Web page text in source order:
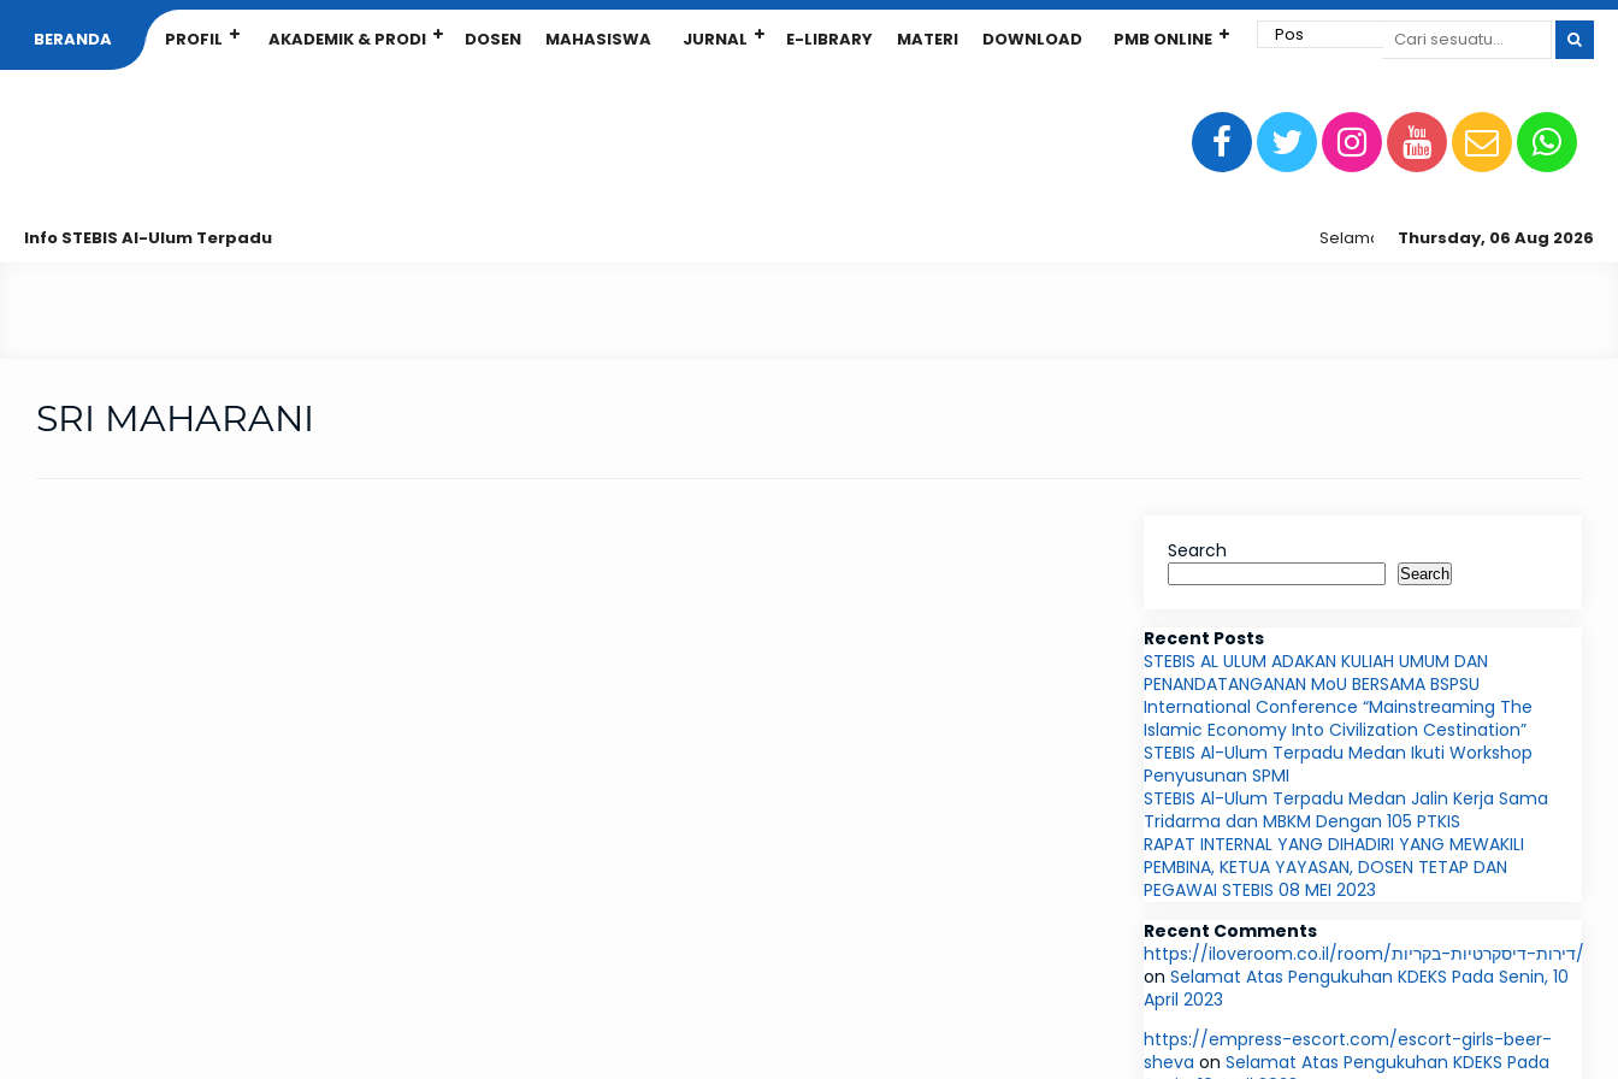
BERANDA PROFIL AKADEMIK & PRODI DOSEN MAHASISWA JURNAL E-LIBRARY MATERI DOWNLOAD PMB ONLINE
Info STEBIS Al-Ulum Terpadu Thursday, 06 Aug 2026
Selamat Datang di Sekolah Tinggi
SRI MAHARANI
Search
Search
Recent Posts
STEBIS AL ULUM ADAKAN KULIAH UMUM DAN
PENANDATANGANAN MoU BERSAMA BSPSU
International Conference “Mainstreaming The
Islamic Economy Into Civilization Cestination”
STEBIS Al-Ulum Terpadu Medan Ikuti Workshop
Penyusunan SPMI
STEBIS Al-Ulum Terpadu Medan Jalin Kerja Sama
Tridarma dan MBKM Dengan 105 PTKIS
RAPAT INTERNAL YANG DIHADIRI YANG MEWAKILI
PEMBINA, KETUA YAYASAN, DOSEN TETAP DAN
PEGAWAI STEBIS 08 MEI 2023
Recent Comments
https://iloveroom.co.il/room/דירות-דיסקרטיות-בקריות/
on Selamat Atas Pengukuhan KDEKS Pada Senin, 10
April 2023
https://empress-escort.com/escort-girls-beer-
sheva on Selamat Atas Pengukuhan KDEKS Pada